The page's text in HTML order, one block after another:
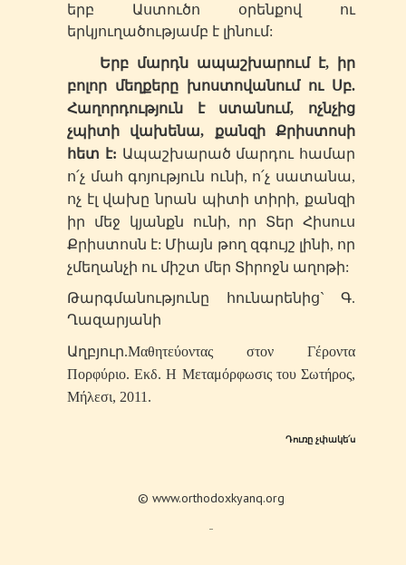
երբ Աստուծո օրենքով ու
երկյուղածությամբ է լինում:
Երբ մարդն ապաշխարում է, իր
բոլոր մեղքերը խոստովանում ու Սբ.
Հաղորդություն է ստանում, ոչնչից
չպիտի վախենա, քանզի Քրիստոսի
հետ է: Ապաշխարած մարդու համար
ո՛չ մահ գոյություն ունի, ո՛չ սատանա,
ոչ էլ վախը նրան պիտի տիրի, քանզի
իր մեջ կյանքն ունի, որ Տեր Հիսուս
Քրիստոսն է: Միայն թող զգույշ լինի, որ
չմեղանչի ու միշտ մեր Տիրոջն աղոթի:
Թարգմանությունը հունարենից` Գ.
Ղազարյանի
Աղբյուր.Μαθητεύοντας στον Γέροντα
Πορφύριο. Εκδ. Η Μεταμόρφωσις του Σωτήρος,
Μήλεσι, 2011.
Դուռը չփակե՛ս
© www.orthodoxkyanq.org